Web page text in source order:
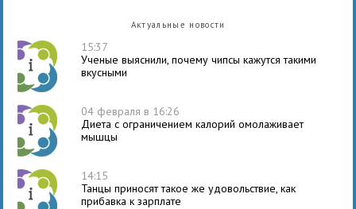
Актуальные новости
15:37
Ученые выяснили, почему чипсы кажутся такими
вкусными
04 февраля в 16:26
Диета с ограничением калорий омолаживает
мышцы
14:15
Танцы приносят такое же удовольствие, как
прибавка к зарплате